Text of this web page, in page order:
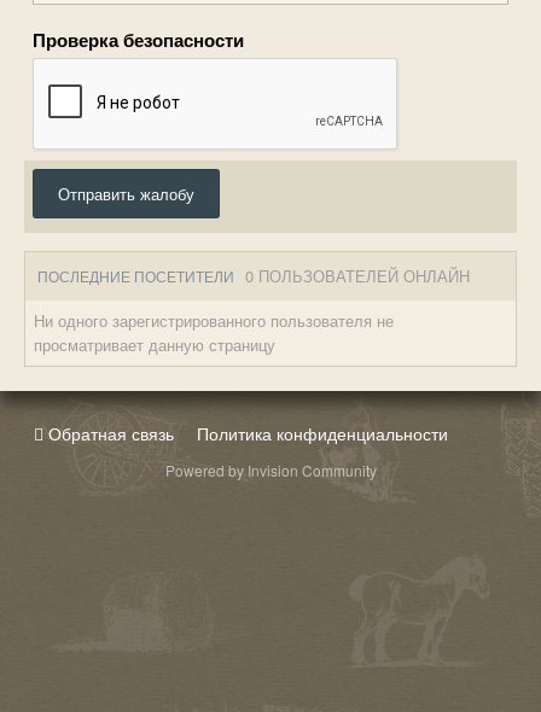
Проверка безопасности
Отправить жалобу
ПОСЛЕДНИЕ ПОСЕТИТЕЛИ 0 ПОЛЬЗОВАТЕЛЕЙ ОНЛАЙН
Ни одного зарегистрированного пользователя не
просматривает данную страницу
Обратная связь Политика конфиденциальности
Powered by Invision Community